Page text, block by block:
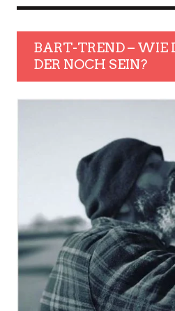
BART-TREND – WIE
DER NOCH SEIN?